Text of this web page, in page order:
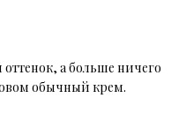
а больше ничего
обычный крем.